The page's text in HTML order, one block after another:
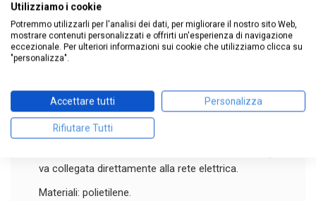
Ideale nelle zone di mare
la salsedine e non ingiallisce con l'esposizione al
sole.
Applicazioni possibili: trombe scale sia interne che
plafoniera sottobalcone.
Dotata di led integrati molto prestanti. Non
necessita di alcuna lampadina quindi di alcuna
manutenzione periodica.
va collegata direttamente alla rete elettrica.
Materiali: polietilene.
Utilizziamo i cookie
Potremmo utilizzarli per l'analisi dei dati, per migliorare il nostro sito Web,
mostrare contenuti personalizzati e offrirti un'esperienza di navigazione
eccezionale. Per ulteriori informazioni sui cookie che utilizziamo clicca su
"personalizza".
Accettare tutti Personalizza
Rifiutare Tutti